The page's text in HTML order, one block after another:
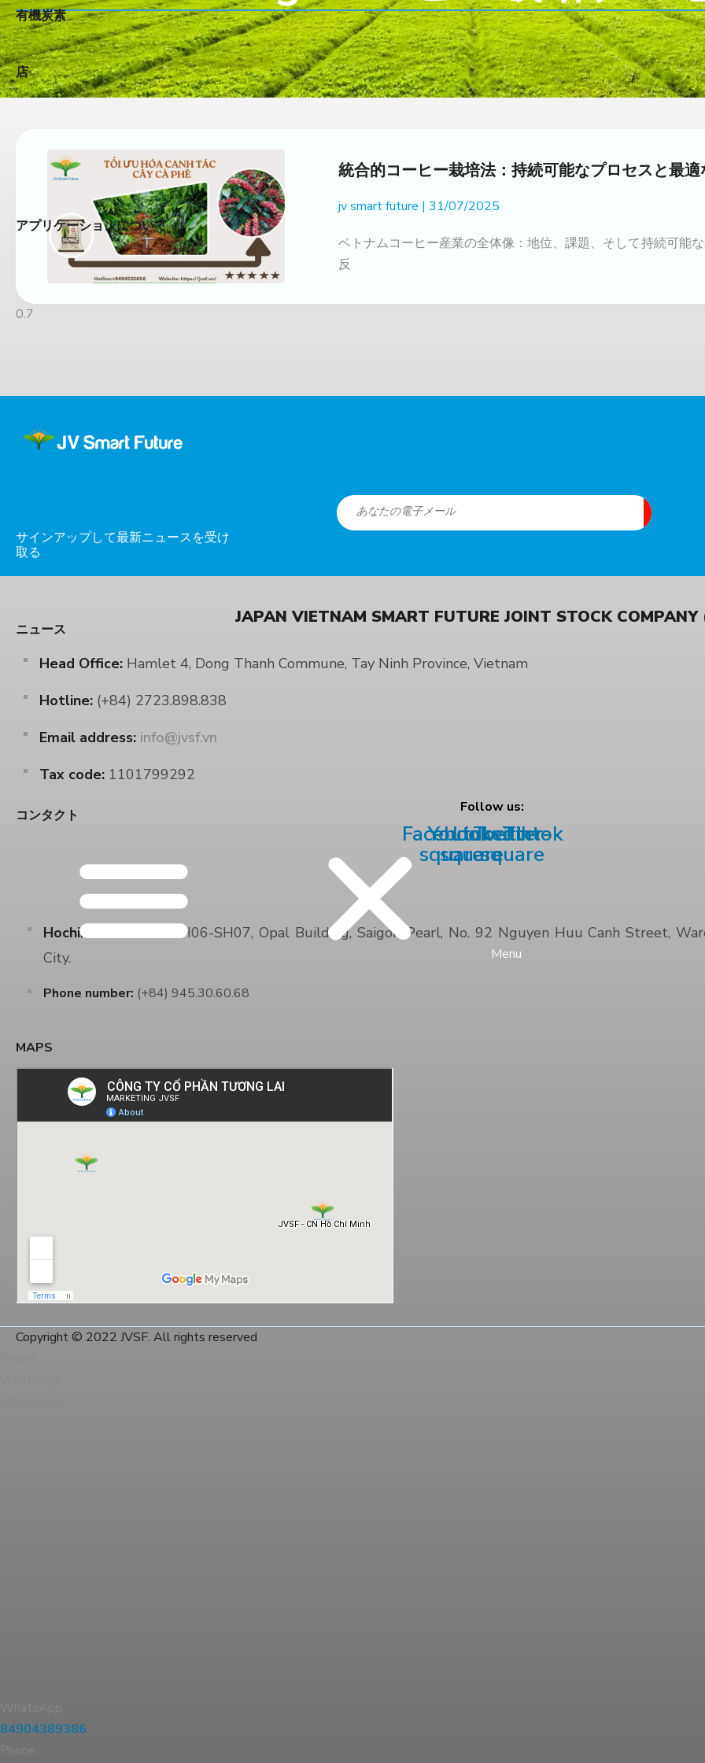
有機炭素
店
アプリケーションについて
ニュース
コンタクト
Menu
統合的コーヒー栽培法：持続可能なプロセスと最
jv smart future 31/07/2025
ベトナムコーヒー産業の全体像：地位、課題、そして持続可能
反
サインアップして最新ニュースを受け
取る
JAPAN VIETNAM SMART FUTURE JOINT STOCK COMPANY
Head Office: Hamlet 4, Dong Thanh Commune, Tay Ninh Province, Vietnam
Hotline: (+84) 2723.898.838
Email address: info@jvsf.vn
Tax code: 1101799292
Follow us:
Facebook-
square
Youtube-
square
Linkedin
Twitter-
square
Tiktok
Hochiminh Branch:
SH06-SH07, Opal Building, Saigon Pearl, No. 92 Nguyen Huu Canh Street,
City.
Phone number: (+84) 945.30.60.68
MAPS
Copyright © 2022 JVSF. All rights reserved
84904389386